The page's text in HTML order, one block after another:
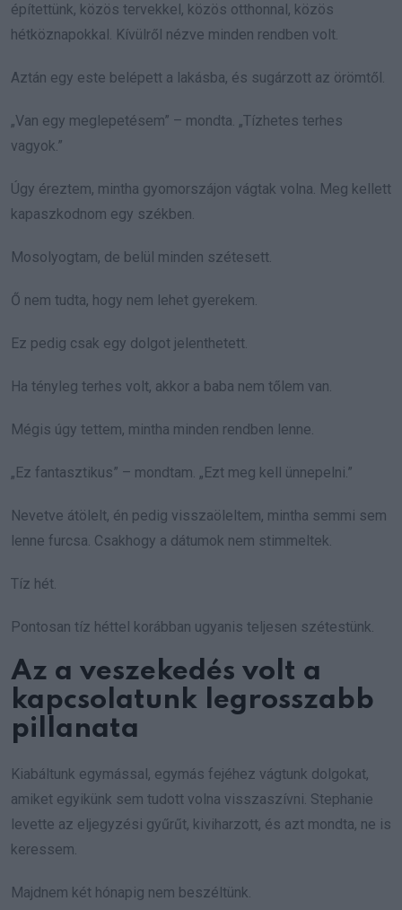
építettünk, közös tervekkel, közös otthonnal, közös
hétköznapokkal. Kívülről nézve minden rendben volt.
Aztán egy este belépett a lakásba, és sugárzott az örömtől.
„Van egy meglepetésem” – mondta. „Tízhetes terhes
vagyok.”
Úgy éreztem, mintha gyomorszájon vágtak volna. Meg kellett
kapaszkodnom egy székben.
Mosolyogtam, de belül minden szétesett.
Ő nem tudta, hogy nem lehet gyerekem.
Ez pedig csak egy dolgot jelenthetett.
Ha tényleg terhes volt, akkor a baba nem tőlem van.
Mégis úgy tettem, mintha minden rendben lenne.
„Ez fantasztikus” – mondtam. „Ezt meg kell ünnepelni.”
Nevetve átölelt, én pedig visszaöleltem, mintha semmi sem
lenne furcsa. Csakhogy a dátumok nem stimmeltek.
Tíz hét.
Pontosan tíz héttel korábban ugyanis teljesen szétestünk.
Az a veszekedés volt a
kapcsolatunk legrosszabb
pillanata
Kiabáltunk egymással, egymás fejéhez vágtunk dolgokat,
amiket egyikünk sem tudott volna visszaszívni. Stephanie
levette az eljegyzési gyűrűt, kiviharzott, és azt mondta, ne is
keressem.
Majdnem két hónapig nem beszéltünk.